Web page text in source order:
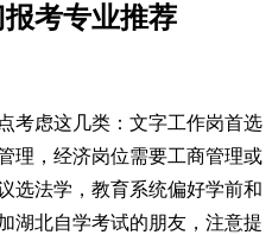
考专业推荐
考虑这几类：文字工作岗首选
理，经济岗位需要工商管理或
选法学，教育系统偏好学前和
湖北自学考试的朋友，注意提